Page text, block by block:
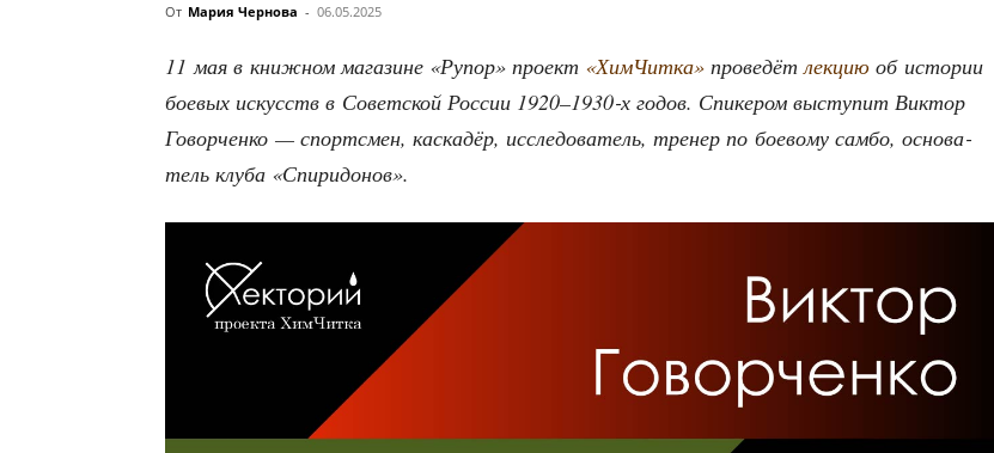
От Мария Чернова - 06.05.2025
11 мая в книж­ном мага­зине «Рупор» про­ект «ХимЧит­ка» про­ве­дёт лек­цию об исто­рии
бое­вых искусств в Совет­ской Рос­сии 1920–1930‑х годов. Спи­ке­ром высту­пит Вик­тор
Говор­чен­ко — спортс­мен, кас­ка­дёр, иссле­до­ва­тель, тре­нер по бое­во­му сам­бо, осно­ва­
тель клу­ба «Спи­ри­до­нов».